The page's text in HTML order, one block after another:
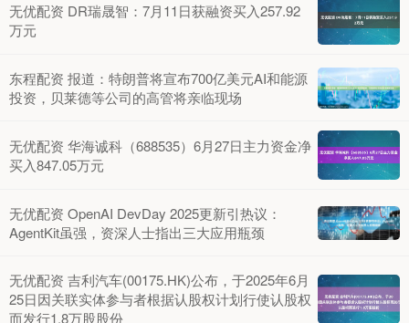
无优配资 DR瑞晟智：7月11日获融资买入257.92
万元
东程配资 报道：特朗普将宣布700亿美元AI和能源
投资，贝莱德等公司的高管将亲临现场
无优配资 华海诚科（688535）6月27日主力资金净
买入847.05万元
无优配资 OpenAI DevDay 2025更新引热议：
AgentKit虽强，资深人士指出三大应用瓶颈
无优配资 吉利汽车(00175.HK)公布，于2025年6月
25日因关联实体参与者根据认股权计划行使认股权
而发行1.8万股股份